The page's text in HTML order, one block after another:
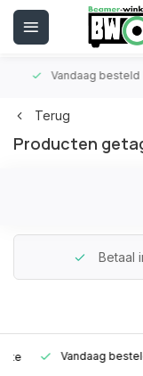
Vandaag besteld
Terug
Producten
Betaal
Vandaag besteld